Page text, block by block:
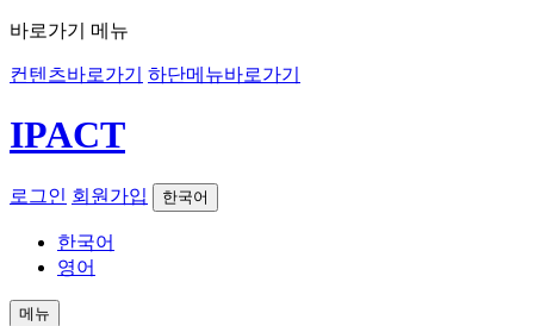
바로가기 메뉴
컨텐츠바로가기 하단메뉴바로가기
IPACT
로그인 회원가입 한국어
한국어
영어
메뉴